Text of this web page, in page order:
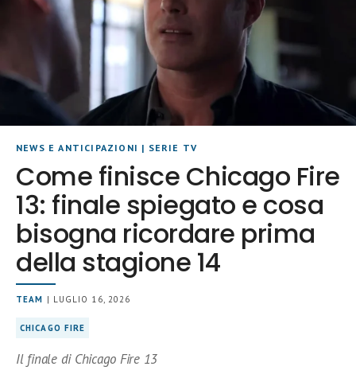
NEWS E ANTICIPAZIONI | SERIE TV
Come finisce Chicago Fire
13: finale spiegato e cosa
bisogna ricordare prima
della stagione 14
TEAM | LUGLIO 16, 2026
CHICAGO FIRE
Il finale di Chicago Fire 13